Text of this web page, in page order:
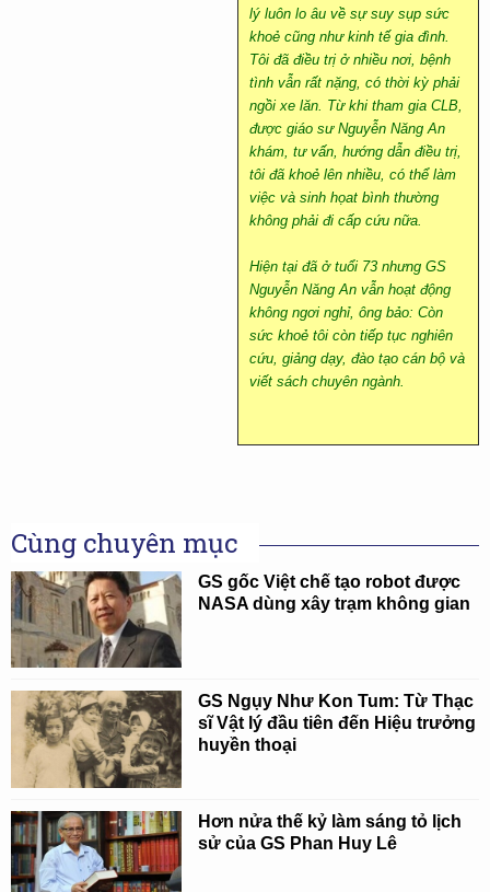
lý luôn lo âu về sự suy sụp sức
khoẻ cũng như kinh tế gia đình.
Tôi đã điều trị ở nhiều nơi, bệnh
tình vẫn rất nặng, có thời kỳ phải
ngồi xe lăn. Từ khi tham gia CLB,
được giáo sư Nguyễn Năng An
khám, tư vấn, hướng dẫn điều trị,
tôi đã khoẻ lên nhiều, có thể làm
việc và sinh họat bình thường
không phải đi cấp cứu nữa.
Hiện tại đã ở tuổi 73 nhưng GS
Nguyễn Năng An vẫn hoạt động
không ngơi nghỉ, ông bảo: Còn
sức khoẻ tôi còn tiếp tục nghiên
cứu, giảng dạy, đào tạo cán bộ và
viết sách chuyên ngành.
Cùng chuyên mục
GS gốc Việt chế tạo robot được
NASA dùng xây trạm không gian
GS Ngụy Như Kon Tum: Từ Thạc
sĩ Vật lý đầu tiên đến Hiệu trưởng
huyền thoại
Hơn nửa thế kỷ làm sáng tỏ lịch
sử của GS Phan Huy Lê